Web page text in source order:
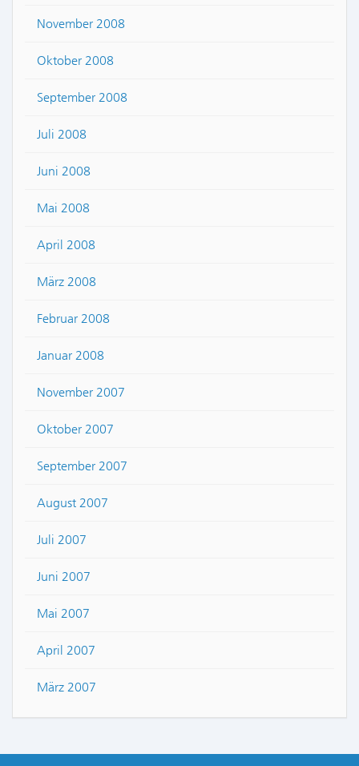
November 2008
Oktober 2008
September 2008
Juli 2008
Juni 2008
Mai 2008
April 2008
März 2008
Februar 2008
Januar 2008
November 2007
Oktober 2007
September 2007
August 2007
Juli 2007
Juni 2007
Mai 2007
April 2007
März 2007